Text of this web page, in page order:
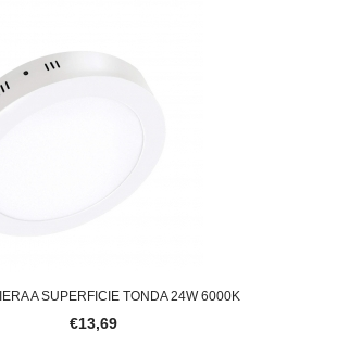
A SUPERFICIE TONDA 24W 6000K
€13,69